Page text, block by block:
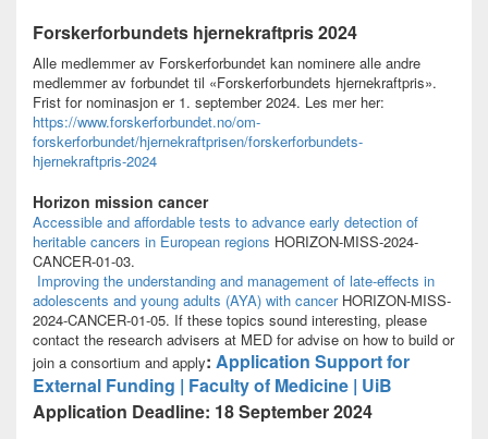
Forskerforbundets hjernekraftpris 2024
Alle medlemmer av Forskerforbundet kan nominere alle andre
medlemmer av forbundet til «Forskerforbundets hjernekraftpris».
Frist for nominasjon er 1. september 2024. Les mer her:
https://www.forskerforbundet.no/om-
forskerforbundet/hjernekraftprisen/forskerforbundets-
hjernekraftpris-2024
Horizon mission cancer
Accessible and affordable tests to advance early detection of
heritable cancers in European regions HORIZON-MISS-2024-
CANCER-01-03.
Improving the understanding and management of late-effects in
adolescents and young adults (AYA) with cancerHORIZON-MISS-
2024-CANCER-01-05. If these topics sound interesting, please
contact the research advisers at MED for advise on how to build or
join a consortium and apply: Application Support for
External Funding | Faculty of Medicine | UiB
Application Deadline: 18 September 2024